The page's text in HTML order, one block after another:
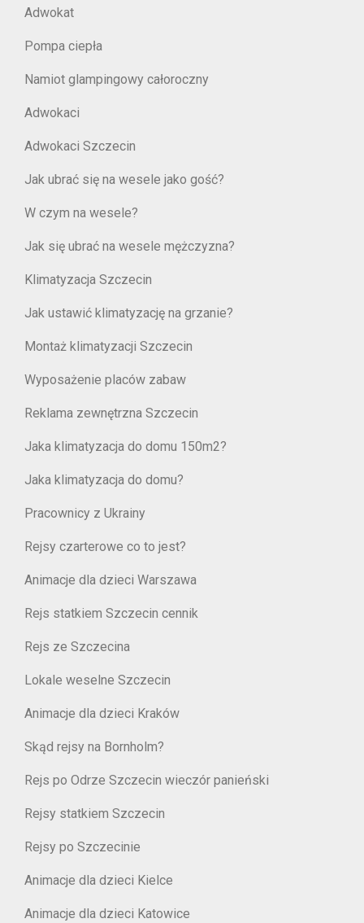
Adwokat
Pompa ciepła
Namiot glampingowy całoroczny
Adwokaci
Adwokaci Szczecin
Jak ubrać się na wesele jako gość?
W czym na wesele?
Jak się ubrać na wesele mężczyzna?
Klimatyzacja Szczecin
Jak ustawić klimatyzację na grzanie?
Montaż klimatyzacji Szczecin
Wyposażenie placów zabaw
Reklama zewnętrzna Szczecin
Jaka klimatyzacja do domu 150m2?
Jaka klimatyzacja do domu?
Pracownicy z Ukrainy
Rejsy czarterowe co to jest?
Animacje dla dzieci Warszawa
Rejs statkiem Szczecin cennik
Rejs ze Szczecina
Lokale weselne Szczecin
Animacje dla dzieci Kraków
Skąd rejsy na Bornholm?
Rejs po Odrze Szczecin wieczór panieński
Rejsy statkiem Szczecin
Rejsy po Szczecinie
Animacje dla dzieci Kielce
Animacje dla dzieci Katowice